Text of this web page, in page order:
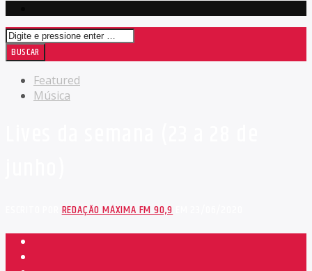
Featured
Música
ESCRITO PORREDAÇÃO MÁXIMA FM 90,9EM 23/06/2020